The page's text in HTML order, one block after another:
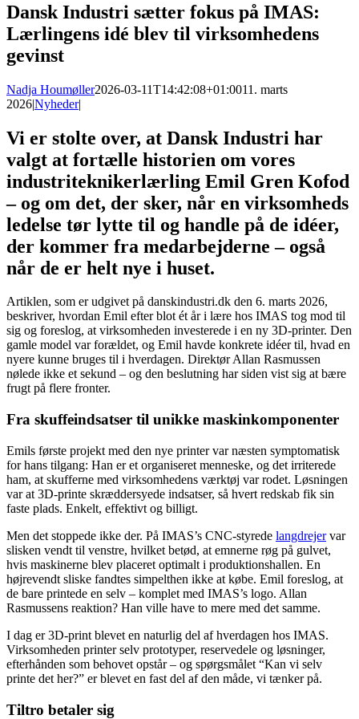
Dansk Industri sætter fokus på IMAS:
Lærlingens idé blev til virksomhedens
gevinst
Nadja Houmøller2026-03-11T14:42:08+01:0011. marts
2026|Nyheder|
Vi er stolte over, at Dansk Industri har
valgt at fortælle historien om vores
industriteknikerlærling Emil Gren Kofod
– og om det, der sker, når en virksomheds
ledelse tør lytte til og handle på de idéer,
der kommer fra medarbejderne – også
når de er helt nye i huset.
Artiklen, som er udgivet på danskindustri.dk den 6. marts 2026,
beskriver, hvordan Emil efter blot ét år i lære hos IMAS tog mod til
sig og foreslog, at virksomheden investerede i en ny 3D-printer. Den
gamle model var forældet, og Emil havde konkrete idéer til, hvad en
nyere kunne bruges til i hverdagen. Direktør Allan Rasmussen
nølede ikke et sekund – og den beslutning har siden vist sig at bære
frugt på flere fronter.
Fra skuffeindsatser til unikke maskinkomponenter
Emils første projekt med den nye printer var næsten symptomatisk
for hans tilgang: Han er et organiseret menneske, og det irriterede
ham, at skufferne med virksomhedens værktøj var rodet. Løsningen
var at 3D-printe skræddersyede indsatser, så hvert redskab fik sin
faste plads. Enkelt, effektivt og billigt.
Men det stoppede ikke der. På IMAS’s CNC-styrede langdrejervar
slisken vendt til venstre, hvilket betød, at emnerne røg på gulvet,
hvis maskinerne blev placeret optimalt i produktionshallen. En
højrevendt sliske fandtes simpelthen ikke at købe. Emil foreslog, at
de bare printede en selv – komplet med IMAS’s logo. Allan
Rasmussens reaktion? Han ville have to mere med det samme.
I dag er 3D-print blevet en naturlig del af hverdagen hos IMAS.
Virksomheden printer selv prototyper, reservedele og løsninger,
efterhånden som behovet opstår – og spørgsmålet “Kan vi selv
printe det her?” er blevet en fast del af den måde, vi tænker på.
Tiltro betaler sig